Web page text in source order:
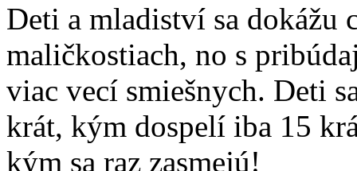
Deti a mladiství sa dokážu
maličkostiach, no s
viac vecí smiešnych. Deti
krát, kým dospelí iba 15
kým sa raz zasmejú!